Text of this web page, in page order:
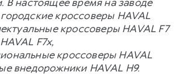
кроссоверы HAVAL
кроссоверы HAVAL F7
F7x,
кроссоверы HAVAL
внедорожники HAVAL H9.